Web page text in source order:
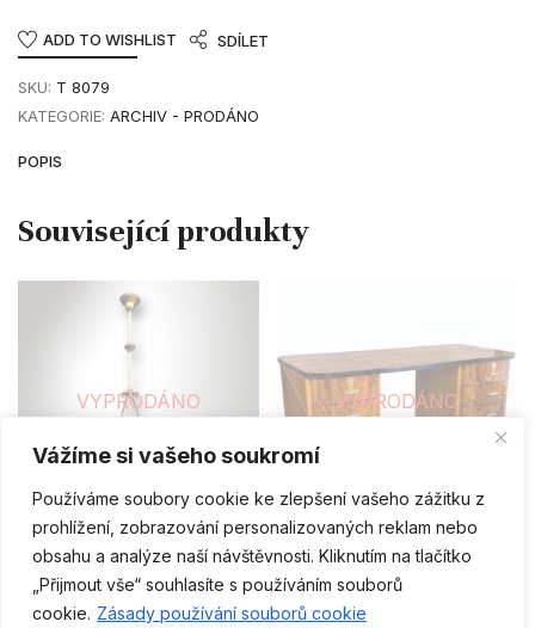
Vážíme si vašeho soukromí
Používáme soubory cookie ke zlepšení vašeho zážitku z
prohlížení, zobrazování personalizovaných reklam nebo
obsahu a analýze naší návštěvnosti. Kliknutím na tlačítko
„Přijmout vše“ souhlasíte s používáním souborů
cookie. Zásady používání souborů cookie
ADD TO WISHLIST SDÍLET
SKU: T 8079
KATEGORIE: ARCHIV - PRODÁNO
POPIS
VYPRODÁNO
ARCHIV - PRODÁNO
Secesní lustr
VYPRODÁNO
ARCHIV - PRODÁNO
Psací stůl / design: Jindřich